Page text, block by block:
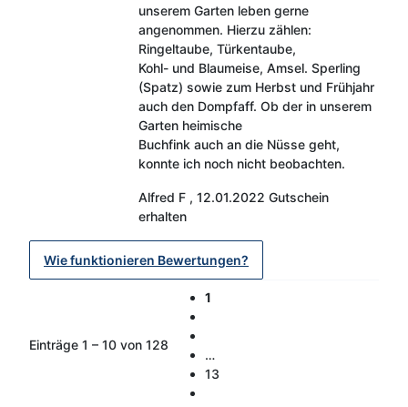
unserem Garten leben gerne
angenommen. Hierzu zählen:
Ringeltaube, Türkentaube,
Kohl- und Blaumeise, Amsel. Sperling
(Spatz) sowie zum Herbst und Frühjahr
auch den Dompfaff. Ob der in unserem
Garten heimische
Buchfink auch an die Nüsse geht,
konnte ich noch nicht beobachten.
Alfred F , 12.01.2022 Gutschein
erhalten
Wie funktionieren Bewertungen?
Einträge 1 – 10 von 128
1
…
13